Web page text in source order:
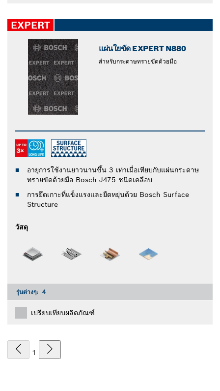
EXPERT
แผ่นใยขัด EXPERT N880
สำหรับกระดาษทรายขัดด้วยมือ
อายุการใช้งานยาวนานขึ้น 3 เท่าเมื่อเทียบกับแผ่นกระดาษ
ทรายขัดด้วยมือ Bosch J475 ชนิดเคลือบ
การยึดเกาะที่แข็งแรงและยืดหยุ่นด้วย Bosch Surface
Structure
วัสดุ
รุ่นต่างๆ: 4
เปรียบเทียบผลิตภัณฑ์
1